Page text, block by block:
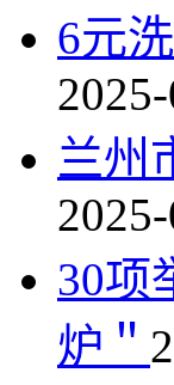
6元
兰州
30项
炉＂